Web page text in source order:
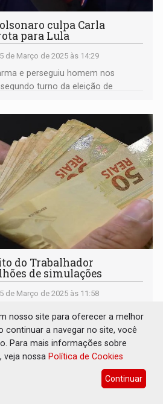
culpa Carla
para Lula
de Março de 2025 às 14:29
e perseguiu homem nos
turno da eleição de
do Trabalhador
de simulações
de Março de 2025 às 11:58
assinada, incluindo domésticos,
nosso site para oferecer a melhor
continuar a navegar no site, você
Para mais informações sobre
veja nossa Política de Cookies
Continuar